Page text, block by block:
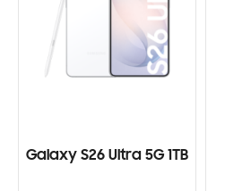
Galaxy S26 Ultra 5G 1TB